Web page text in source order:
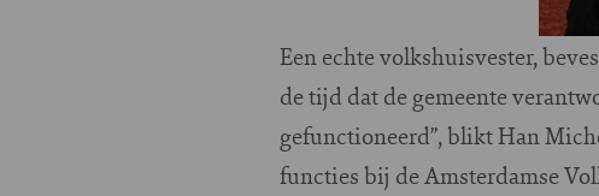
Een echte volkshuisvester,
de tijd dat de gemeente
gefunctioneerd”, blikt Han
functies bij de Amsterdamse